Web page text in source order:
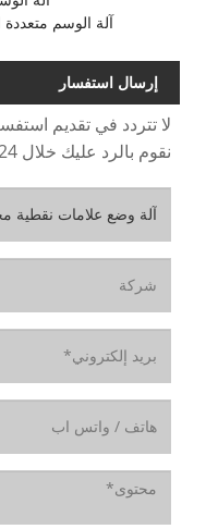
آلة الوسم
إرسال استفسار
لا تتردد في تقديم
نقوم بالرد عليك خلال 24 ساعة.